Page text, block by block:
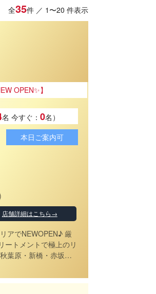
全35件 ／ 1〜20 件表示
名 今すぐ： 0名）
本日ご案内可
店舗詳細はこちら→
でNEWOPEN♪ 厳
ートメントで極上のリ